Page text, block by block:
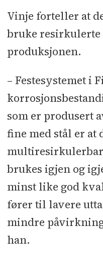
Vinje forteller at
bruke
produksjonen.
– Festesystemet i
som er produsert
fine med stål er at
brukes igjen og
minst like god
fører til lavere
mindre
han.